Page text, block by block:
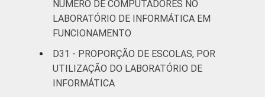
NÚMERO DE COMPUTADORES NO
LABORATÓRIO DE INFORMÁTICA EM
FUNCIONAMENTO
D31 - PROPORÇÃO DE ESCOLAS, POR
UTILIZAÇÃO DO LABORATÓRIO DE
INFORMÁTICA